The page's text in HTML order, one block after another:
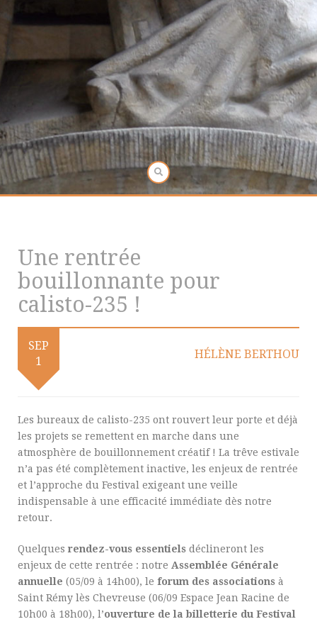
Une rentrée
bouillonnante pour
calisto-235 !
SEP
1
HÉLÈNE BERTHOU
Les bureaux de calisto-235 ont rouvert leur porte et déjà
les projets se remettent en marche dans une
atmosphère de bouillonnement créatif ! La trêve estivale
n’a pas été complètement inactive, les enjeux de rentrée
et l’approche du Festival exigeant une veille
indispensable à une efficacité immédiate dès notre
retour.
Quelques rendez-vous essentiels déclineront les
enjeux de cette rentrée : notre Assemblée Générale
annuelle (05/09 à 14h00), le forum des associations à
Saint Rémy lès Chevreuse (06/09 Espace Jean Racine de
10h00 à 18h00), l’ouverture de la billetterie du Festival